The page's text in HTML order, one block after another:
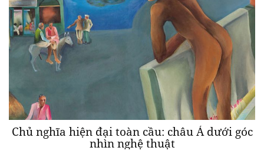
Chủ nghĩa hiện đại toàn cầu: châu Á dưới góc
nhìn nghệ thuật